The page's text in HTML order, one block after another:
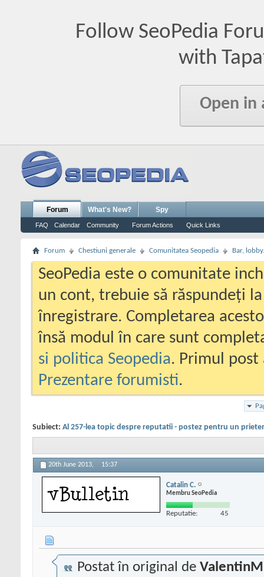
Follow SeoPedia
with
Open in
Forum
FAQ Calendar Community Forum Actions Quick Links
What's New? Spy
Forum Chestiuni generale Comunitatea Seopedia Bar,
SeoPedia este o comunitate
un cont, trebuie să răspundeți
înregistrare. Completarea
însă modul în care sunt
si politica Seopedia. Primul
Prezentare forumisti.
Subiect: Al 257-lea topic despre reputatii - postez pentru un
20th June 2013, 15:37
Catalin C.
Membru SeoPedia
Reputatie: 45
Postat în original de